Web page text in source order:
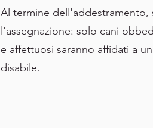
Al termine dell'addestramento,
l'assegnazione: solo cani
e affettuosi saranno affidati a
disabile.